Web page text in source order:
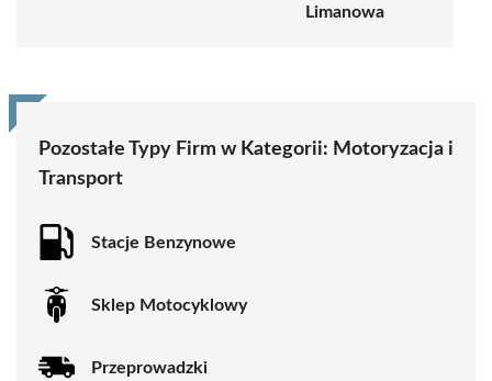
Limanowa
Pozostałe Typy Firm w Kategorii: Motoryzacja i
Transport
Stacje Benzynowe
Sklep Motocyklowy
Przeprowadzki